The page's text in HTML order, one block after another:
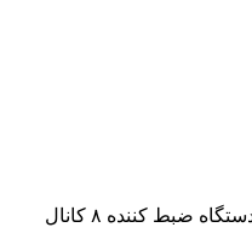
دستگاه ضبط کننده ۸ کانال